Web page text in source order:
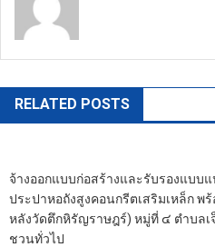
RELATED POSTS
จ้างออกแบบก่อสร้างและรับรองแบบ
ประปาหอถังสูงคอนกรีตเสริมเหล็ก พ
หลังวัดตึกหิรัญราษฎร์) หมู่ที่ ๔ ตำบลเ
ชวนทั่วไป